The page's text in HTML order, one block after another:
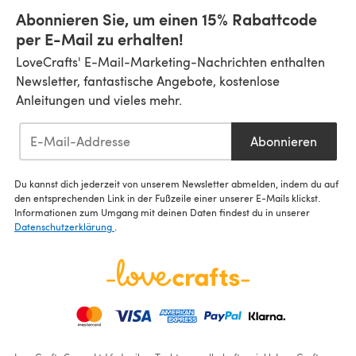
Abonnieren Sie, um einen 15% Rabattcode
per E-Mail zu erhalten!
LoveCrafts' E-Mail-Marketing-Nachrichten enthalten
Newsletter, fantastische Angebote, kostenlose
Anleitungen und vieles mehr.
Abonnieren
Du kannst dich jederzeit von unserem Newsletter abmelden, indem du auf
den entsprechenden Link in der Fußzeile einer unserer E-Mails klickst.
Informationen zum Umgang mit deinen Daten findest du in unserer
Datenschutzerklärung